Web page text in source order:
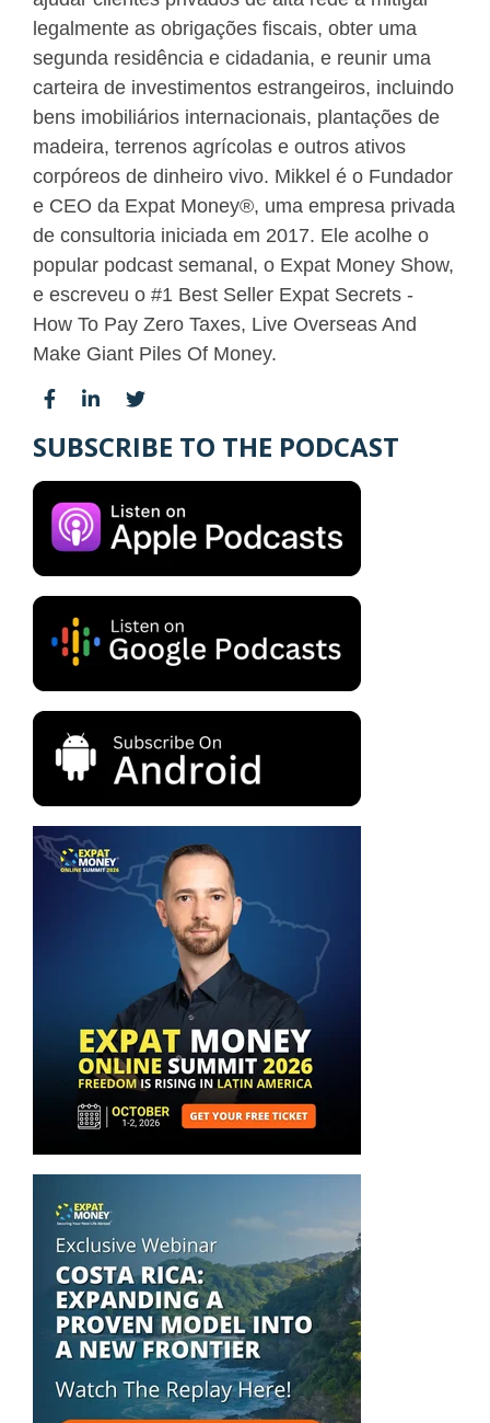
legalmente as obrigações fiscais, obter uma
segunda residência e cidadania, e reunir uma
carteira de investimentos estrangeiros, incluindo
bens imobiliários internacionais, plantações de
madeira, terrenos agrícolas e outros ativos
corpóreos de dinheiro vivo. Mikkel é o Fundador
e CEO da Expat Money®, uma empresa privada
de consultoria iniciada em 2017. Ele acolhe o
popular podcast semanal, o Expat Money Show,
e escreveu o #1 Best Seller Expat Secrets -
How To Pay Zero Taxes, Live Overseas And
Make Giant Piles Of Money.
SUBSCRIBE TO THE PODCAST